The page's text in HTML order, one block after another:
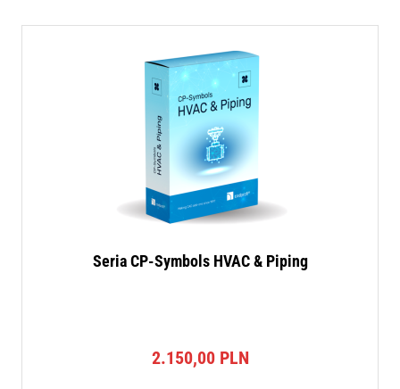
Seria CP-Symbols HVAC & Piping
2.150,00 PLN